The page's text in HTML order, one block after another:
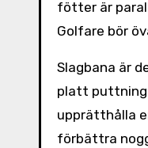
fötter är
Golfare bör
Slagbana är
platt
upprätthålla
förbättra